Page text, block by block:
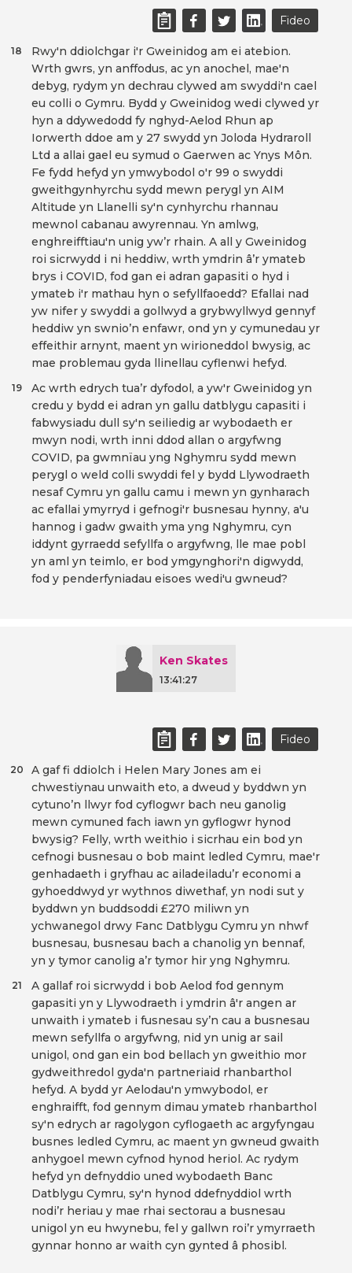
Fideo
Rwy'n ddiolchgar i'r Gweinidog am ei atebion.
Wrth gwrs, yn anffodus, ac yn anochel, mae'n
debyg, rydym yn dechrau clywed am swyddi'n cael
eu colli o Gymru. Bydd y Gweinidog wedi clywed yr
hyn a ddywedodd fy nghyd-Aelod Rhun ap
Iorwerth ddoe am y 27 swydd yn Joloda Hydraroll
Ltd a allai gael eu symud o Gaerwen ac Ynys Môn.
Fe fydd hefyd yn ymwybodol o'r 99 o swyddi
gweithgynhyrchu sydd mewn perygl yn AIM
Altitude yn Llanelli sy'n cynhyrchu rhannau
mewnol cabanau awyrennau. Yn amlwg,
enghreifftiau'n unig yw’r rhain. A all y Gweinidog
roi sicrwydd i ni heddiw, wrth ymdrin â’r ymateb
brys i COVID, fod gan ei adran gapasiti o hyd i
ymateb i'r mathau hyn o sefyllfaoedd? Efallai nad
yw nifer y swyddi a gollwyd a grybwyllwyd gennyf
heddiw yn swnio’n enfawr, ond yn y cymunedau yr
effeithir arnynt, maent yn wirioneddol bwysig, ac
mae problemau gyda llinellau cyflenwi hefyd.
18
Ac wrth edrych tua’r dyfodol, a yw'r Gweinidog yn
credu y bydd ei adran yn gallu datblygu capasiti i
fabwysiadu dull sy'n seiliedig ar wybodaeth er
mwyn nodi, wrth inni ddod allan o argyfwng
COVID, pa gwmnïau yng Nghymru sydd mewn
perygl o weld colli swyddi fel y bydd Llywodraeth
nesaf Cymru yn gallu camu i mewn yn gynharach
ac efallai ymyrryd i gefnogi'r busnesau hynny, a'u
hannog i gadw gwaith yma yng Nghymru, cyn
iddynt gyrraedd sefyllfa o argyfwng, lle mae pobl
yn aml yn teimlo, er bod ymgynghori'n digwydd,
fod y penderfyniadau eisoes wedi'u gwneud?
19
Ken Skates
13:41:27
Fideo
A gaf fi ddiolch i Helen Mary Jones am ei
chwestiynau unwaith eto, a dweud y byddwn yn
cytuno’n llwyr fod cyflogwr bach neu ganolig
mewn cymuned fach iawn yn gyflogwr hynod
bwysig? Felly, wrth weithio i sicrhau ein bod yn
cefnogi busnesau o bob maint ledled Cymru, mae'r
genhadaeth i gryfhau ac ailadeiladu’r economi a
gyhoeddwyd yr wythnos diwethaf, yn nodi sut y
byddwn yn buddsoddi £270 miliwn yn
ychwanegol drwy Fanc Datblygu Cymru yn nhwf
busnesau, busnesau bach a chanolig yn bennaf,
yn y tymor canolig a’r tymor hir yng Nghymru.
20
A gallaf roi sicrwydd i bob Aelod fod gennym
gapasiti yn y Llywodraeth i ymdrin â'r angen ar
unwaith i ymateb i fusnesau sy’n cau a busnesau
mewn sefyllfa o argyfwng, nid yn unig ar sail
unigol, ond gan ein bod bellach yn gweithio mor
gydweithredol gyda'n partneriaid rhanbarthol
hefyd. A bydd yr Aelodau'n ymwybodol, er
enghraifft, fod gennym dimau ymateb rhanbarthol
sy'n edrych ar ragolygon cyflogaeth ac argyfyngau
busnes ledled Cymru, ac maent yn gwneud gwaith
anhygoel mewn cyfnod hynod heriol. Ac rydym
hefyd yn defnyddio uned wybodaeth Banc
Datblygu Cymru, sy'n hynod ddefnyddiol wrth
nodi’r heriau y mae rhai sectorau a busnesau
unigol yn eu hwynebu, fel y gallwn roi’r ymyrraeth
gynnar honno ar waith cyn gynted â phosibl.
21